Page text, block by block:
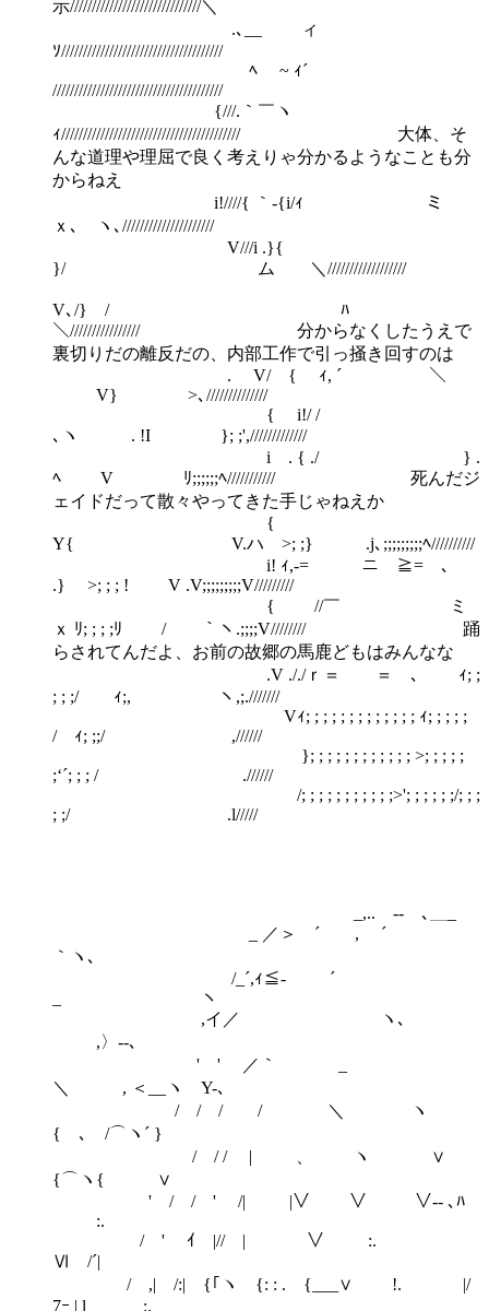
示//////////////////////////////＼
ゝ.､__ ィ
ｿ/////////////////////////////////////
ﾍ￣ ~ ｨ´
///////////////////////////////////////
{///.｀￣ヽ
ｨ///////////////////////////////////////// 大体、そ
んな道理や理屈で良く考えりゃ分かるようなことも分
からねえ
i!////{ ｀-{i/ｨ ￣￣ ミ
ｘ､ ヽ､/////////////////////
V///i .}{
}/ ム ＼//////////////////
V､/} / ﾊ
＼//////////////// 分からなくしたうえで
裏切りだの離反だの、内部工作で引っ掻き回すのは
. V/ { ｨ, ´ ＼
V} >､//////////////
{ i!/ /
､ヽ . !I }; ;',/////////////
i . { ./ } .
ﾍ V ﾘ;;;;;;ﾍ/////////// 死んだジ
ェイドだって散々やってきた手じゃねえか
{
Y{ V.ハ >; ;} .j､;;;;;;;;;ﾍ//////////
i! ｨ,-= ニ ≧= ､
.} >; ; ; ! V .V;;;;;;;;;V/////////
{ //￣ ミ
ｘ ﾘ; ; ; ;ﾘ / ｀ヽ.;;;;V//////// 踊
らされてんだよ、お前の故郷の馬鹿どもはみんなな
.V ././ｒ＝ ＝ ､ ｨ; ;
; ; ;/ ｨ;, ヽ,;.///////
Vｨ; ; ; ; ; ; ; ; ; ; ; ; ; ｨ; ; ; ; ;
/ ｨ; ;;/ ,//////
}; ; ; ; ; ; ; ; ; ; ; ; >; ; ; ; ;
;‘´; ; ; / .//////
/; ; ; ; ; ; ; ; ; ; ;>'; ; ; ; ; ;/; ; ;
; ;/ .l/////
_,.. -- ､＿_
_ ／＞ ´ , ´
｀ヽ､
/_´,ｨ≦- ´
_ ヽ
,イ／ ヽ､
,〉--､
' ' ／｀ _
＼ , ＜__ヽ Y-､
/ / / / ＼ ヽ
{ ､ /⌒ヽ´ }
/ / / | 、 ヽ ∨
{⌒ヽ{ ∨
' / / ' /| |∨ ∨ ∨-- ､ﾊ
:.
/ ' ｲ |// | ∨ :.
Ⅵ /´|
/ ,| /:| {｢ヽ {: : . {___∨ !. |/
7ｰ | l :.